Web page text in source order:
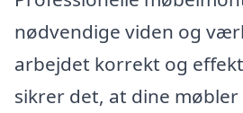
nødvendige viden og
arbejdet korrekt og
sikrer det, at dine